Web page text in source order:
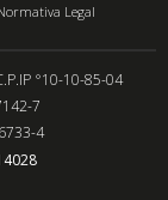
Legal
°10-10-85-04
7
4